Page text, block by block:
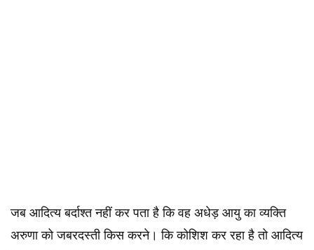
जब आदित्य बर्दाश्त नहीं कर पता है कि वह अधेड़ आयु का व्यक्ति
अरुणा को जबरदस्ती किस करने। कि कोशिश कर रहा है तो आदित्य